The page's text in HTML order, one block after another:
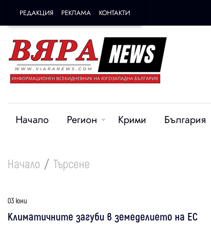
РЕДАКЦИЯ РЕКЛАМА КОНТАКТИ
Начало Регион Крими България
Начало Търсене
03 юни
Климатичните загуби в земеделието на ЕС